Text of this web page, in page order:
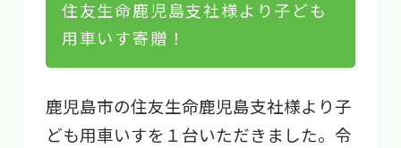
住友生命鹿児島支社様より子ども
用車いす寄贈！
鹿児島市の住友生命鹿児島支社様より子
ども用車いすを１台いただきました。令